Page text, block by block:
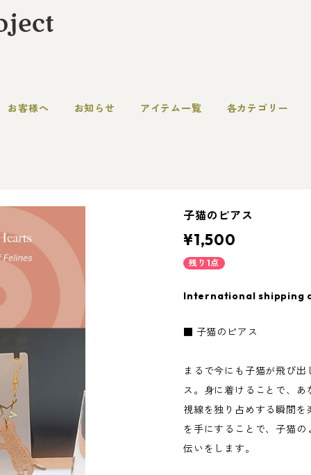
お客様へ お知らせ アイテム一覧 各カテゴリー
子猫のピアス
¥1,500
残り1点
International shipping
■ 子猫のピアス
まるで今にも子猫が飛び
ス。身に着けることで、
視線を独り占めする瞬間
を手にすることで、子猫
伝いをします。